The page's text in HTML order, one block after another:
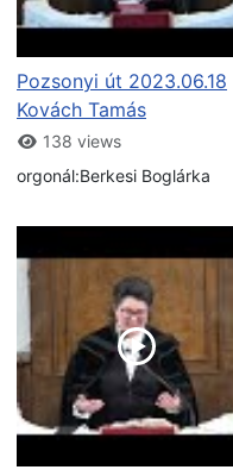
Pozsonyi út 2023.06.18
Kovách Tamás
138 views
orgonál:Berkesi Boglárka